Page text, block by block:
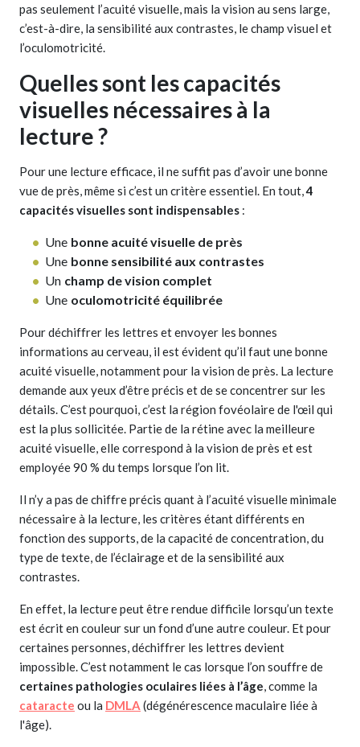
pas seulement l’acuité visuelle, mais la vision au sens large,
c’est-à-dire, la sensibilité aux contrastes, le champ visuel et
l’oculomotricité.
Quelles sont les capacités
visuelles nécessaires à la
lecture ?
Pour une lecture efficace, il ne suffit pas d’avoir une bonne
vue de près, même si c’est un critère essentiel. En tout,4
capacités visuelles sont indispensables :
Une bonne acuité visuelle de près
Une bonne sensibilité aux contrastes
Un champ de vision complet
Une oculomotricité équilibrée
Pour déchiffrer les lettres et envoyer les bonnes
informations au cerveau, il est évident qu’il faut une bonne
acuité visuelle, notamment pour la vision de près. La lecture
demande aux yeux d’être précis et de se concentrer sur les
détails. C’est pourquoi, c’est la région fovéolaire de l'œil qui
est la plus sollicitée. Partie de la rétine avec la meilleure
acuité visuelle, elle correspond à la vision de près et est
employée 90 % du temps lorsque l’on lit.
Il n’y a pas de chiffre précis quant à l’acuité visuelle minimale
nécessaire à la lecture, les critères étant différents en
fonction des supports, de la capacité de concentration, du
type de texte, de l’éclairage et de la sensibilité aux
contrastes.
En effet, la lecture peut être rendue difficile lorsqu’un texte
est écrit en couleur sur un fond d’une autre couleur. Et pour
certaines personnes, déchiffrer les lettres devient
impossible. C’est notamment le cas lorsque l’on souffre de
certaines pathologies oculaires liées à l’âge, comme la
cataracte ou la DMLA (dégénérescence maculaire liée à
l'âge).